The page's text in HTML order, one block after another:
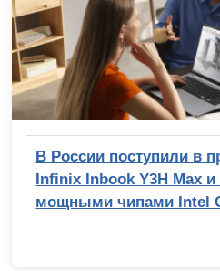
В России поступили в
Infinix Inbook Y3H Max и
мощными чипами Intel